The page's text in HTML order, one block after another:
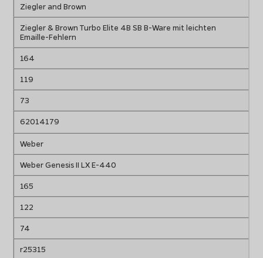
Ziegler and Brown
Ziegler & Brown Turbo Elite 4B SB B-Ware mit leichten
Emaille-Fehlern
164
119
73
62014179
Weber
Weber Genesis II LX E-440
165
122
74
r25315